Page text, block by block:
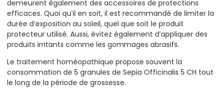
demeurent également des accessoires de protections
efficaces. Quoi qu’il en soit, il est recommandé de limiter la
durée d’exposition au soleil, quel que soit le produit
protecteur utilisé. Aussi, évitez également d’appliquer des
produits irritants comme les gommages abrasifs.
Le traitement homéopathique propose souvent la
consommation de 5 granules de Sepia Officinalis 5 CH tout
le long de la période de grossesse.